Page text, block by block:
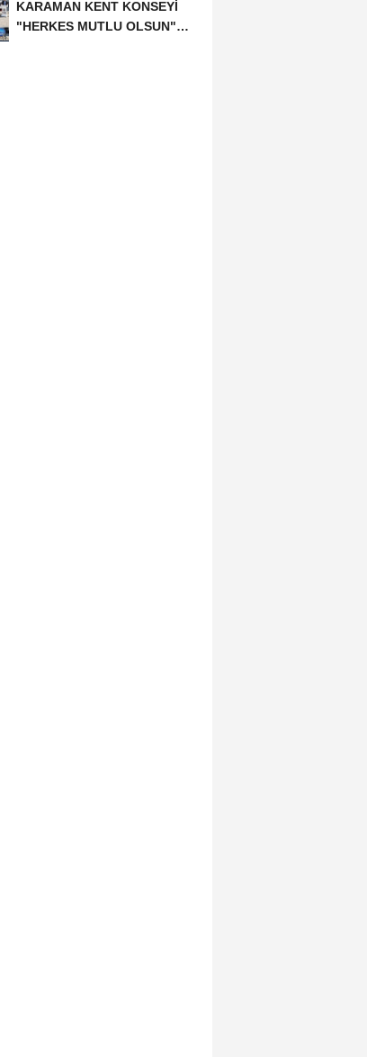
KARAMAN KENT KONSEYİ
"HERKES MUTLU OLSUN"